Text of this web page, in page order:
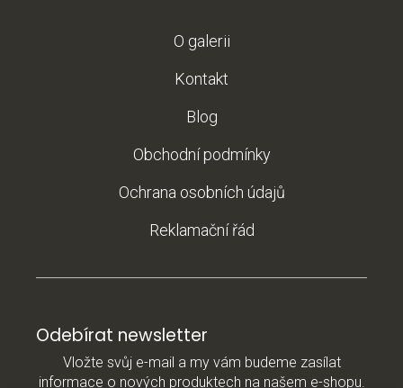
O galerii
Kontakt
Blog
Obchodní podmínky
Ochrana osobních údajů
Reklamační řád
Odebírat newsletter
Vložte svůj e-mail a my vám budeme zasílat
informace o nových produktech na našem e-shopu.